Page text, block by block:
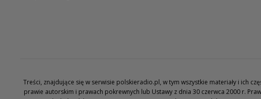
Treści, znajdujące się w serwisie polskieradio.pl, w tym wszystkie materiały i ich
prawie autorskim i prawach pokrewnych lub Ustawy z dnia 30 czerwca 2000 r.